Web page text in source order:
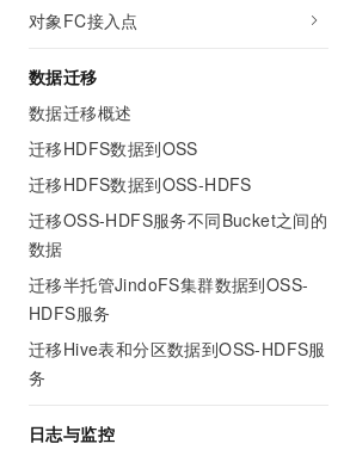
对象FC接入点
数据迁移
数据迁移概述
迁移HDFS数据到OSS
迁移HDFS数据到OSS-HDFS
迁移OSS-HDFS服务不同Bucket之间的
数据
迁移半托管JindoFS集群数据到OSS-
HDFS服务
迁移Hive表和分区数据到OSS-HDFS服
务
日志与监控